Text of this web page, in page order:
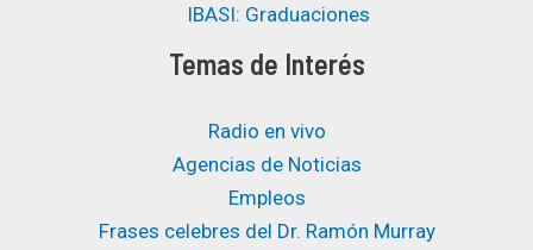
IBASI: Graduaciones
Temas de Interés
Radio en vivo
Agencias de Noticias
Empleos
Frases celebres del Dr. Ramón Murray